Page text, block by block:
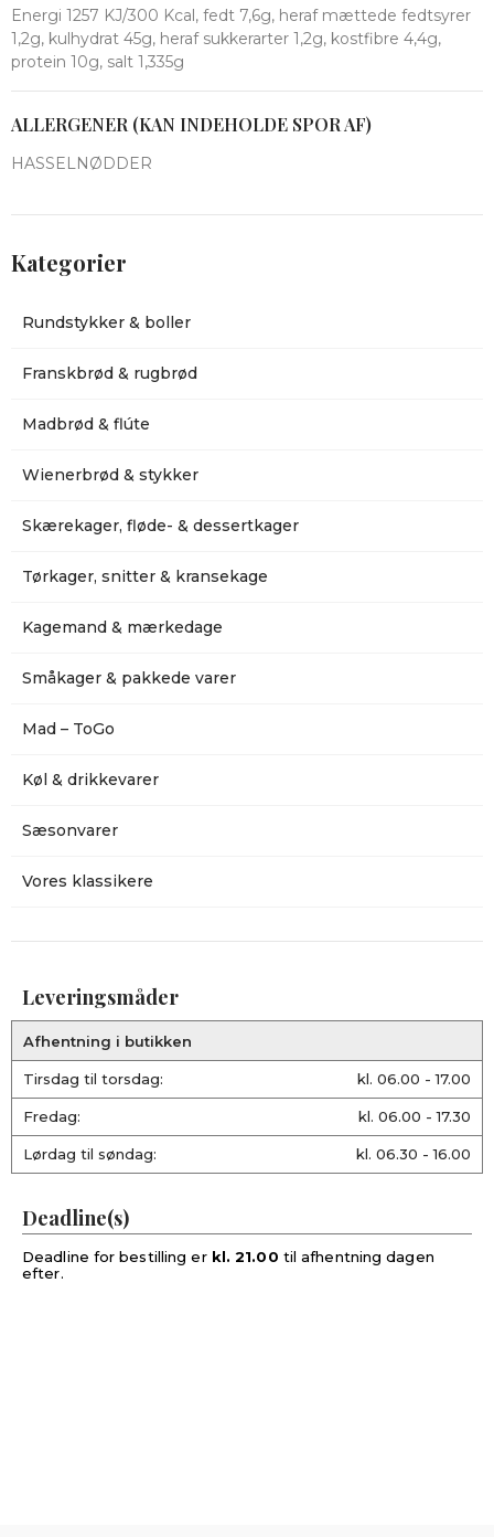
Energi 1257 KJ/300 Kcal, fedt 7,6g, heraf mættede fedtsyrer
1,2g, kulhydrat 45g, heraf sukkerarter 1,2g, kostfibre 4,4g,
protein 10g, salt 1,335g
ALLERGENER (KAN INDEHOLDE SPOR AF)
HASSELNØDDER
Kategorier
Rundstykker & boller
Franskbrød & rugbrød
Madbrød & flúte
Wienerbrød & stykker
Skærekager, fløde- & dessertkager
Tørkager, snitter & kransekage
Kagemand & mærkedage
Småkager & pakkede varer
Mad – ToGo
Køl & drikkevarer
Sæsonvarer
Vores klassikere
Leveringsmåder
Afhentning i butikken
Tirsdag til torsdag: kl. 06.00 - 17.00
Fredag: kl. 06.00 - 17.30
Lørdag til søndag: kl. 06.30 - 16.00
Deadline(s)
Deadline for bestilling er kl. 21.00 til afhentning dagen
efter.